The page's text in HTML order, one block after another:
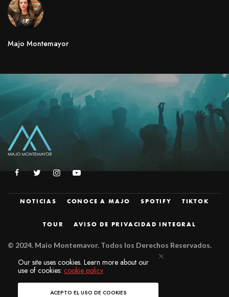
Majo Montemayor
NOTICIAS CONOCE A MAJO SPOTIFY TIKTOK
TOUR AVISO DE PRIVACIDAD INTEGRAL
© 2024. Majo Montemayor. Todos los Derechos Reservados.
Our site uses cookies. Learn more about our
use of cookies:cookie policy
ACEPTO EL USO DE COOKIES